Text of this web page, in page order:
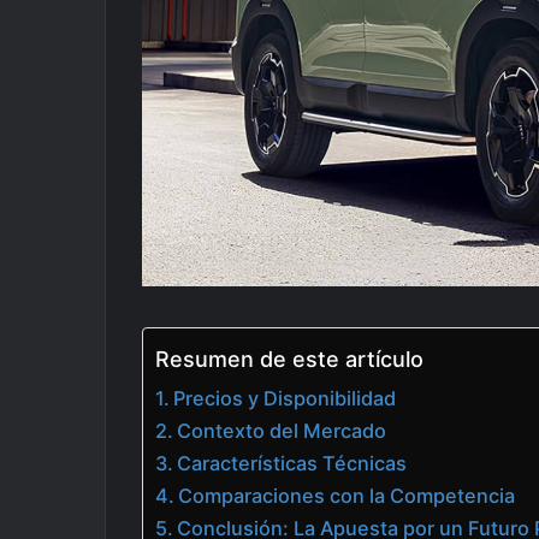
Resumen de este artículo
Precios y Disponibilidad
Contexto del Mercado
Características Técnicas
Comparaciones con la Competencia
Conclusión: La Apuesta por un Futuro